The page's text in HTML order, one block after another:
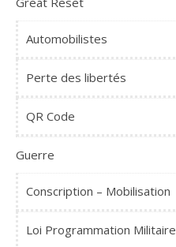
Automobilistes
Perte des libertés
QR Code
Guerre
Conscription – Mobilisation
Loi Programmation Militaire